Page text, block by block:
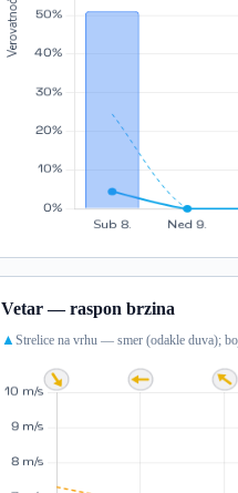
Vetar — raspon brzina
▲Strelice na vrhu — smer (odakle duva);